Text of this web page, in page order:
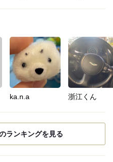
ka.n.a 浙江くん
ランキングを見る